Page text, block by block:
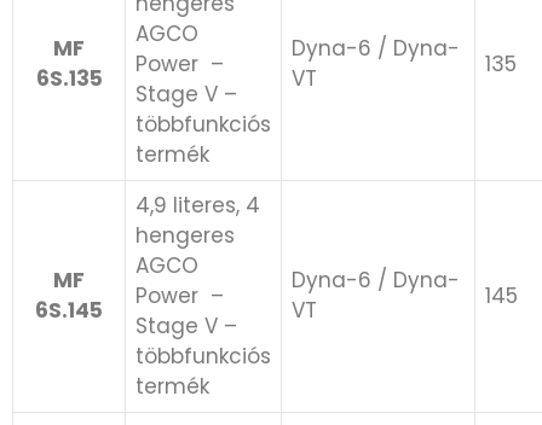
MF
6S.135
AGCO
Power ​ –
Stage V –
többfunkciós
termék
Dyna-6 / Dyna-
VT
135
MF
6S.145
4,9 literes, 4
hengeres
AGCO
Power ​ –
Stage V –
többfunkciós
termék
Dyna-6 / Dyna-
VT
145